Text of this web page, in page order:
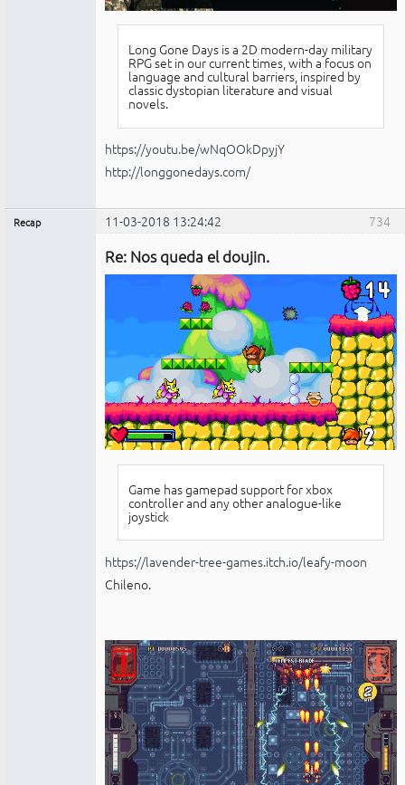
Long Gone Days is a 2D modern-day military
RPG set in our current times, with a focus on
language and cultural barriers, inspired by
classic dystopian literature and visual
novels.
https://youtu.be/wNqOOkDpyjY
http://longgonedays.com/
734
Recap 11-03-2018 13:24:42
Re: Nos queda el doujin.
Game has gamepad support for xbox
controller and any other analogue-like
joystick
https://lavender-tree-games.itch.io/leafy-moon
Chileno.